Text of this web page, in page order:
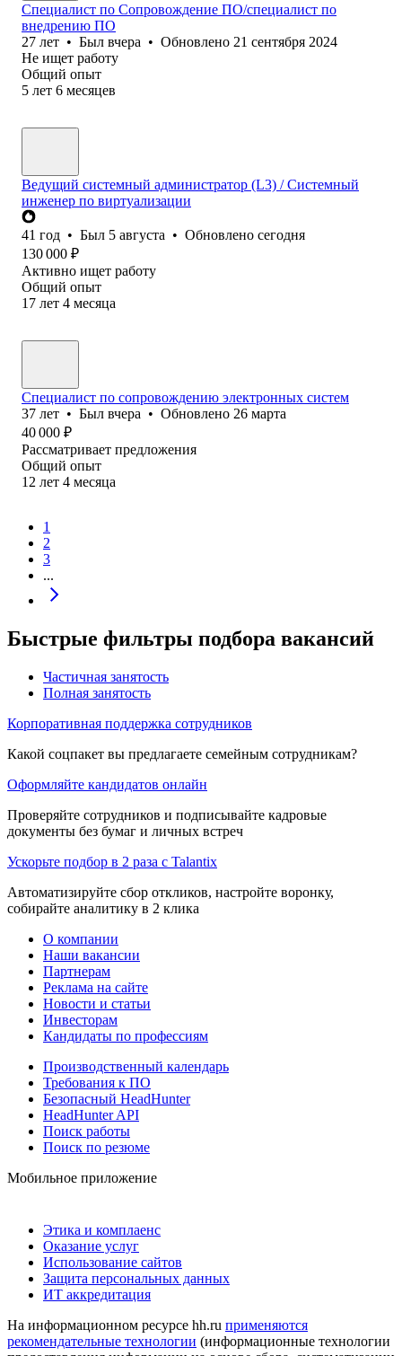
Специалист по Сопровождение ПО/специалист по
внедрению ПО
27 лет • Был вчера • Обновлено 21 сентября 2024
Не ищет работу
Общий опыт
5 лет 6 месяцев
Ведущий системный администратор (L3) / Системный
инженер по виртуализации
41 год • Был 5 августа • Обновлено сегодня
130 000 ₽
Активно ищет работу
Общий опыт
17 лет 4 месяца
Специалист по сопровождению электронных систем
37 лет • Был вчера • Обновлено 26 марта
40 000 ₽
Рассматривает предложения
Общий опыт
12 лет 4 месяца
1
2
3
...
Быстрые фильтры подбора вакансий
Частичная занятость
Полная занятость
Корпоративная поддержка сотрудников
Какой соцпакет вы предлагаете семейным сотрудникам?
Оформляйте кандидатов онлайн
Проверяйте сотрудников и подписывайте кадровые
документы без бумаг и личных встреч
Ускорьте подбор в 2 раза с Talantix
Автоматизируйте сбор откликов, настройте воронку,
собирайте аналитику в 2 клика
О компании
Наши вакансии
Партнерам
Реклама на сайте
Новости и статьи
Инвесторам
Кандидаты по профессиям
Производственный календарь
Требования к ПО
Безопасный HeadHunter
HeadHunter API
Поиск работы
Поиск по резюме
Мобильное приложение
Этика и комплаенс
Оказание услуг
Использование сайтов
Защита персональных данных
ИТ аккредитация
На информационном ресурсе hh.ru применяются
рекомендательные технологии (информационные технологии